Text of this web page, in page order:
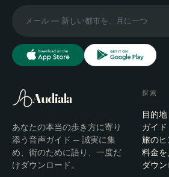
Audiala
あなたの本当の歩き方に寄り
添う音声ガイド — 誠実に集
め、街のために語り、一度だ
けダウンロード。
探索
目的地
ガイド
旅のヒ
料金を
ダウ